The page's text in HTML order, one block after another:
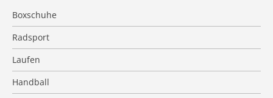
Boxschuhe
Radsport
Laufen
Handball